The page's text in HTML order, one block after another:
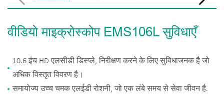
वीडियो माइक्रोस्कोप EMS106L सुविधाएँ
10.6 इंच HD एलसीडी डिस्प्ले, निरीक्षण करने के लिए सुविधाजनक है जो
अधिक विस्तृत विवरण है।
समायोज्य उच्च चमक एलईडी रोशनी, जो एक लंबे समय से सेवा जीवन है.